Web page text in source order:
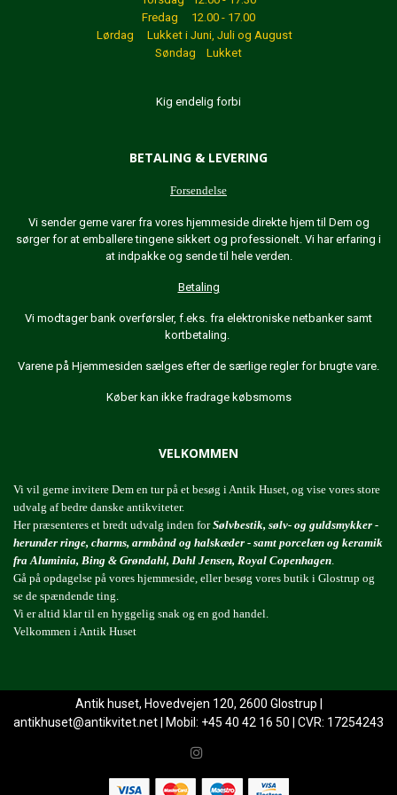
Fredag 12.00 - 17.00
Lørdag Lukket i Juni, Juli og August
Søndag Lukket
Kig endelig forbi
BETALING & LEVERING
Forsendelse
Vi sender gerne varer fra vores hjemmeside direkte hjem til Dem og
sørger for at emballere tingene sikkert og professionelt. Vi har erfaring i
at indpakke og sende til hele verden.
Betaling
Vi modtager bank overførsler, f.eks. fra elektroniske netbanker samt
kortbetaling.
Varene på Hjemmesiden sælges efter de særlige regler for brugte vare.
Køber kan ikke fradrage købsmoms
VELKOMMEN
Vi vil gerne invitere Dem en tur på et besøg i Antik Huset, og vise vores store
udvalg af bedre danske antikviteter.
Her præsenteres et bredt udvalg inden forSølvbestik, sølv- og guldsmykker -
herunder ringe, charms, armbånd og halskæder - samt porcelæn og keramik
fra Aluminia, Bing & Grøndahl, Dahl Jensen, Royal Copenhagen
Gå på opdagelse på vores hjemmeside, eller besøg vores butik i Glostrup og
se de spændende ting.
Vi er altid klar til en hyggelig snak og en god handel.
Velkommen i Antik Huset
Antik huset, Hovedvejen 120, 2600 Glostrup |
antikhuset@antikvitet.net| Mobil: +45 40 42 16 50 | CVR: 17254243